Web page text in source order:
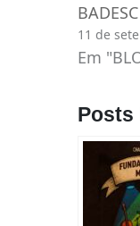
BADESC
11 de
Em
Posts